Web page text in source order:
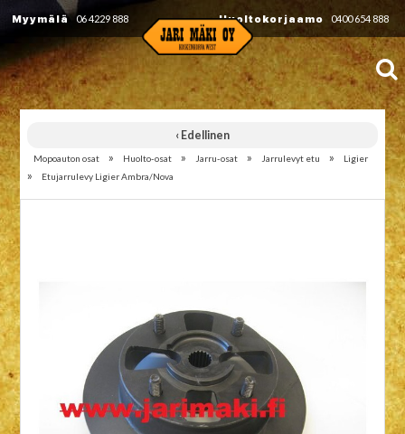
Myymälä 06 4229 888 Huoltokorjaamo 0400 654 888
‹ Edellinen
Mopoauton osat » Huolto-osat » Jarru-osat » Jarrulevyt etu » Ligier
» Etujarrulevy Ligier Ambra/Nova